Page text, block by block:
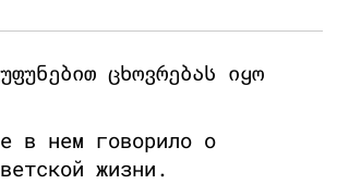
ცხოვრებას იყო
в нем говорило о
жизни.